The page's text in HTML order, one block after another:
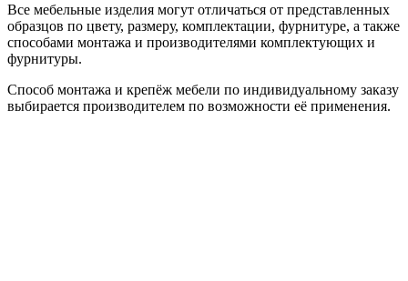
Все мебельные изделия могут отличаться от представленных
образцов по цвету, размеру, комплектации, фурнитуре, а также
способами монтажа и производителями комплектующих и
фурнитуры.
Способ монтажа и крепёж мебели по индивидуальному заказу
выбирается производителем по возможности её применения.